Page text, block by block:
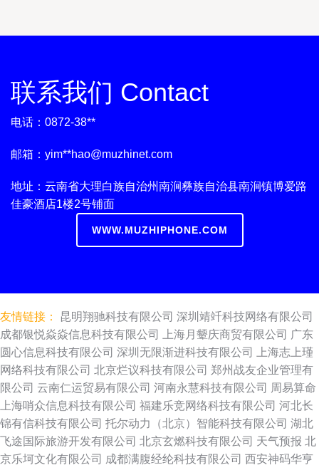
联系我们 Contact
电话：0872-38**
邮箱：yim**hao@muzhinet.com
地址：云南省大理白族自治州南涧彝族自治县南涧镇博爱路
佳豪酒店1楼2号铺面
WWW.MUZHIPHONE.COM
友情链接： 昆明翔驰科技有限公司 深圳靖竏科技网络有限公司
成都银悦焱焱信息科技有限公司
上海月颦庆商贸有限公司 广东
圆心信息科技有限公司 深圳无限渐进科技有限公司
上海志上瑾
网络科技有限公司 北京烂议科技有限公司 郑州战友企业管理有
限公司 云南仁运贸易有限公司 河南永慧科技有限公司 周易算命
上海哨众信息科技有限公司 福建乐竞网络科技有限公司 河北长
锦有信科技有限公司 托尔动力（北京）智能科技有限公司 湖北
飞途国际旅游开发有限公司 北京玄燃科技有限公司 天气预报 北
京乐坷文化有限公司 成都满腹经纶科技有限公司 西安神码华亨